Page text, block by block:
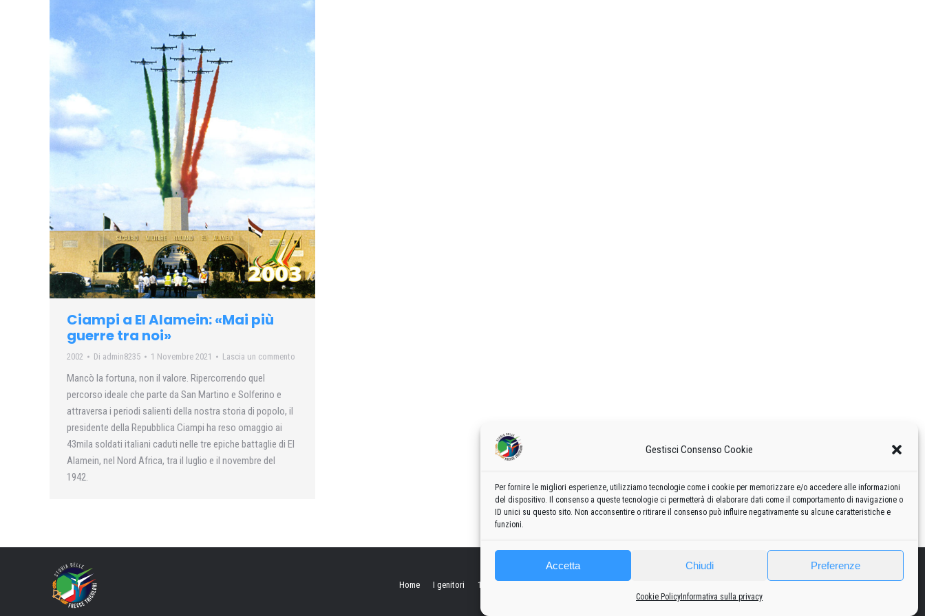
Gestisci Consenso Cookie
Per fornire le migliori esperienze, utilizziamo tecnologie come i cookie per memorizzare e/o accedere alle informazioni
del dispositivo. Il consenso a queste tecnologie ci permetterà di elaborare dati come il comportamento di navigazione o
ID unici su questo sito. Non acconsentire o ritirare il consenso può influire negativamente su alcune caratteristiche e
funzioni.
Accetta Chiudi Preferenze
Cookie Policy Informativa sulla privacy
Ciampi a El Alamein: «Mai più
guerre tra noi»
2002 Di admin8235 1 Novembre 2021 Lascia un commento
Mancò la fortuna, non il valore. Ripercorrendo quel
percorso ideale che parte da San Martino e Solferino e
attraversa i periodi salienti della nostra storia di popolo, il
presidente della Repubblica Ciampi ha reso omaggio ai
43mila soldati italiani caduti nelle tre epiche battaglie di El
Alamein, nel Nord Africa, tra il luglio e il novembre del
1942.
Home I genitori 1960